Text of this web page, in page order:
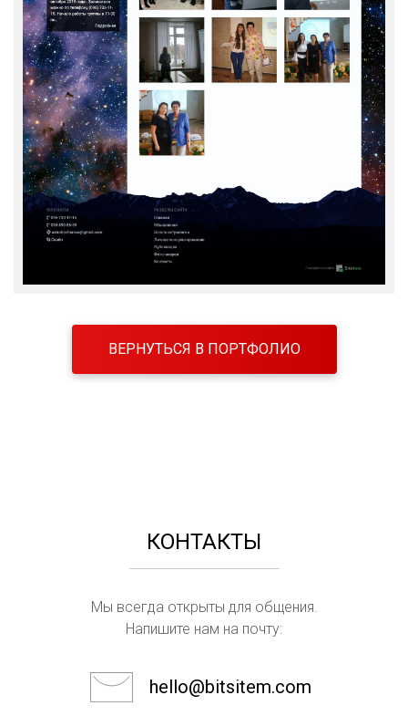
ВЕРНУТЬСЯ В ПОРТФОЛИО
КОНТАКТЫ
Мы всегда открыты для общения.
Напишите нам на почту:
hello@bitsitem.com